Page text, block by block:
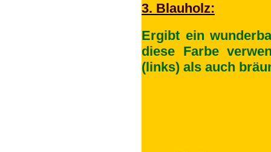
3. Blauholz:
Ergibt ein
diese Farbe
(links) als auch